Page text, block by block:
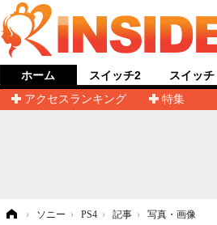
ホーム
アクセスランキング
特集
スイッチ2 スイッチ
› ソニー › PS4 › 記事 › 写真・画像